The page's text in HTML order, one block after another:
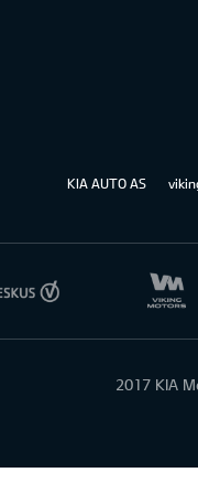
KIA AUTO AS
2017 KIA